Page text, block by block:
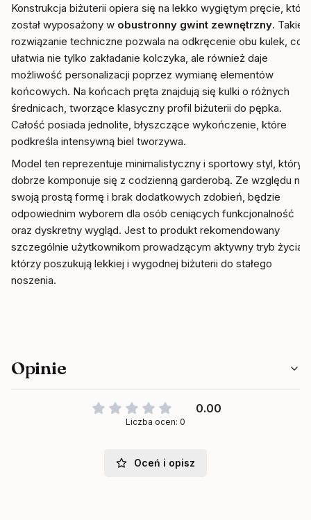
Konstrukcja biżuterii opiera się na lekko wygiętym pręcie, który
został wyposażony w obustronny gwint zewnętrzny. Takie
rozwiązanie techniczne pozwala na odkręcenie obu kulek, co
ułatwia nie tylko zakładanie kolczyka, ale również daje
możliwość personalizacji poprzez wymianę elementów
końcowych. Na końcach pręta znajdują się kulki o różnych
średnicach, tworzące klasyczny profil biżuterii do pępka.
Całość posiada jednolite, błyszczące wykończenie, które
podkreśla intensywną biel tworzywa.
Model ten reprezentuje minimalistyczny i sportowy styl, który
dobrze komponuje się z codzienną garderobą. Ze względu na
swoją prostą formę i brak dodatkowych zdobień, będzie
odpowiednim wyborem dla osób ceniących funkcjonalność
oraz dyskretny wygląd. Jest to produkt rekomendowany
szczególnie użytkownikom prowadzącym aktywny tryb życia,
którzy poszukują lekkiej i wygodnej biżuterii do stałego
noszenia.
Opinie
0.00
Liczba ocen: 0
Oceń i opisz